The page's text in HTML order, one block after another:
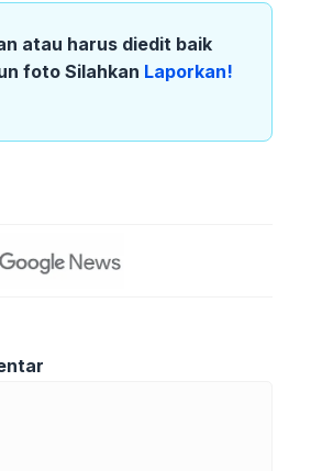
atau harus diedit baik
foto Silahkan Laporkan!